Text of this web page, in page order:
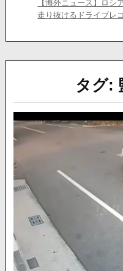
【海外ニュース】ロシ
走り抜けるドライブレ
タグ: